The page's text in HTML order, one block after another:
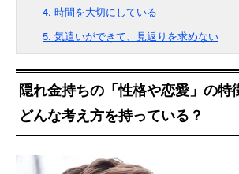
4. 時間を大切にしている
5. 気遣いができて、見返りを求めない
隠れ金持ちの「性格や恋愛」の特
どんな考え方を持っている？